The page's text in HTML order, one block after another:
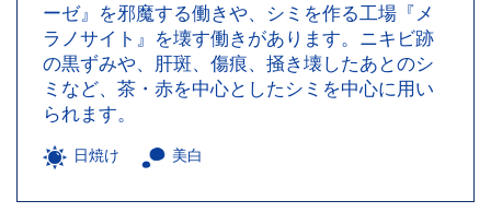
ーゼ』を邪魔する働きや、シミを作る工場『メ
ラノサイト』を壊す働きがあります。ニキビ跡
の黒ずみや、肝斑、傷痕、掻き壊したあとのシ
ミなど、茶・赤を中心としたシミを中心に用い
られます。
日焼け 美白